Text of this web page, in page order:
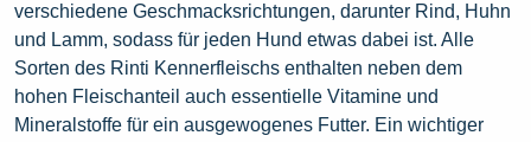
verschiedene Geschmacksrichtungen, darunter Rind, Huhn
und Lamm, sodass für jeden Hund etwas dabei ist. Alle
Sorten des Rinti Kennerfleischs enthalten neben dem
hohen Fleischanteil auch essentielle Vitamine und
Mineralstoffe für ein ausgewogenes Futter. Ein wichtiger